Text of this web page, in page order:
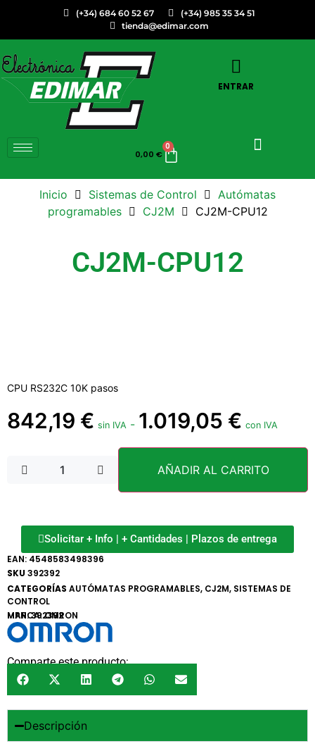
(+34) 684 60 52 67
(+34) 985 35 34 51
tienda@edimar.com
ENTRAR
0,00 €
0
Inicio Sistemas de Control
Autómatas
programables
CJ2M CJ2M-CPU12
CJ2M-CPU12
CPU RS232C 10K pasos
842,19 € sin IVA - 1.019,05 € con IVA
AÑADIR AL CARRITO
Solicitar + Info | + Cantidades | Plazos de entrega
EAN: 4548583498396
SKU392392
CATEGORÍAS AUTÓMATAS PROGRAMABLES, CJ2M, SISTEMAS DE
CONTROL
MARCA:OMRON
MPN: 392392
Comparte este producto:
Descripción